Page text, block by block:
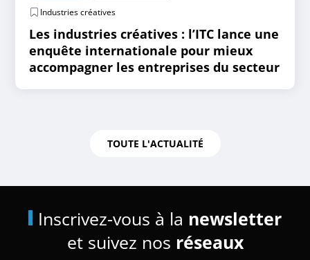
Industries créatives
Les industries créatives : l’ITC lance une
enquête internationale pour mieux
accompagner les entreprises du secteur
TOUTE L'ACTUALITÉ
Inscrivez-vous à la newsletter
et suivez nos réseaux